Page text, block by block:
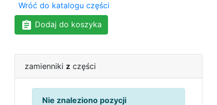
Wróć do katalogu części
Dodaj do koszyka
zamienniki z części
Nie znaleziono pozycji